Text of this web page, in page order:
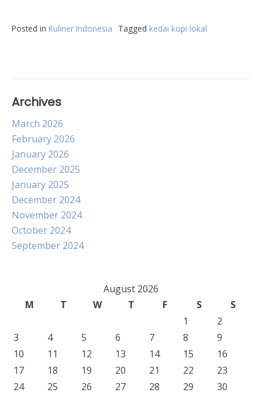
Posted in Kuliner Indonesia Tagged kedai kopi lokal
Archives
March 2026
February 2026
January 2026
December 2025
January 2025
December 2024
November 2024
October 2024
September 2024
August 2026
M
T W T F S
S
1
2
3
4 5 6 7 8
9
10
11 12 13 14 15
16
17
18 19 20 21 22
23
24
25 26 27 28 29
30